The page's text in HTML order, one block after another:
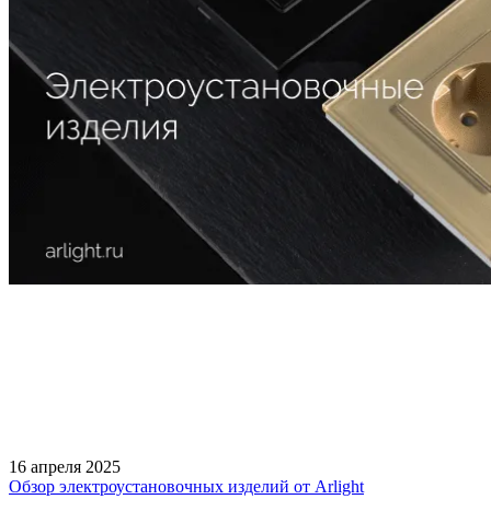
16 апреля 2025
Обзор электроустановочных изделий от Arlight